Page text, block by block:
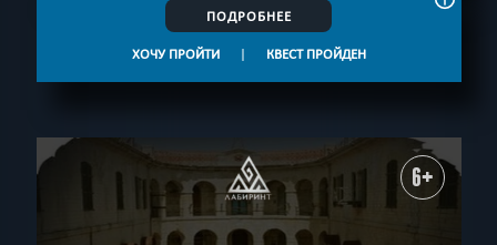
ПОДРОБНЕЕ
ХОЧУ ПРОЙТИ | КВЕСТ ПРОЙДЕН
6+